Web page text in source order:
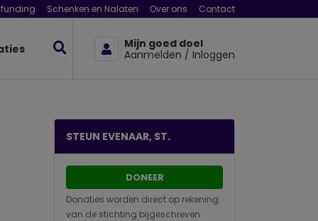
Schenken en Nalaten Over ons Contact
Mijn goed doel
Aanmelden / Inloggen
STEUN EVENAAR, ST.
DONEER
Donaties worden direct op rekening
van de stichting bijgeschreven